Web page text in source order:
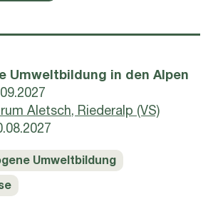
Umweltbildung in den Alpen
Aletsch, Riederalp (VS)
Umweltbildung